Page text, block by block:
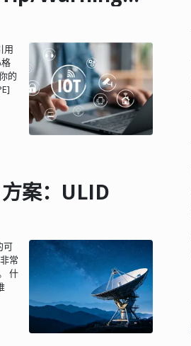
，
必
持
一
。
述
机
。
用
的
关
解
关
避
的
文
案：ULID
可
常
什